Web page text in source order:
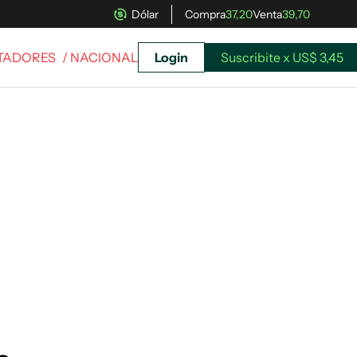
Dólar Compra37,20Venta39,70
/ NACIONAL Login Suscribite x US$ 3,45